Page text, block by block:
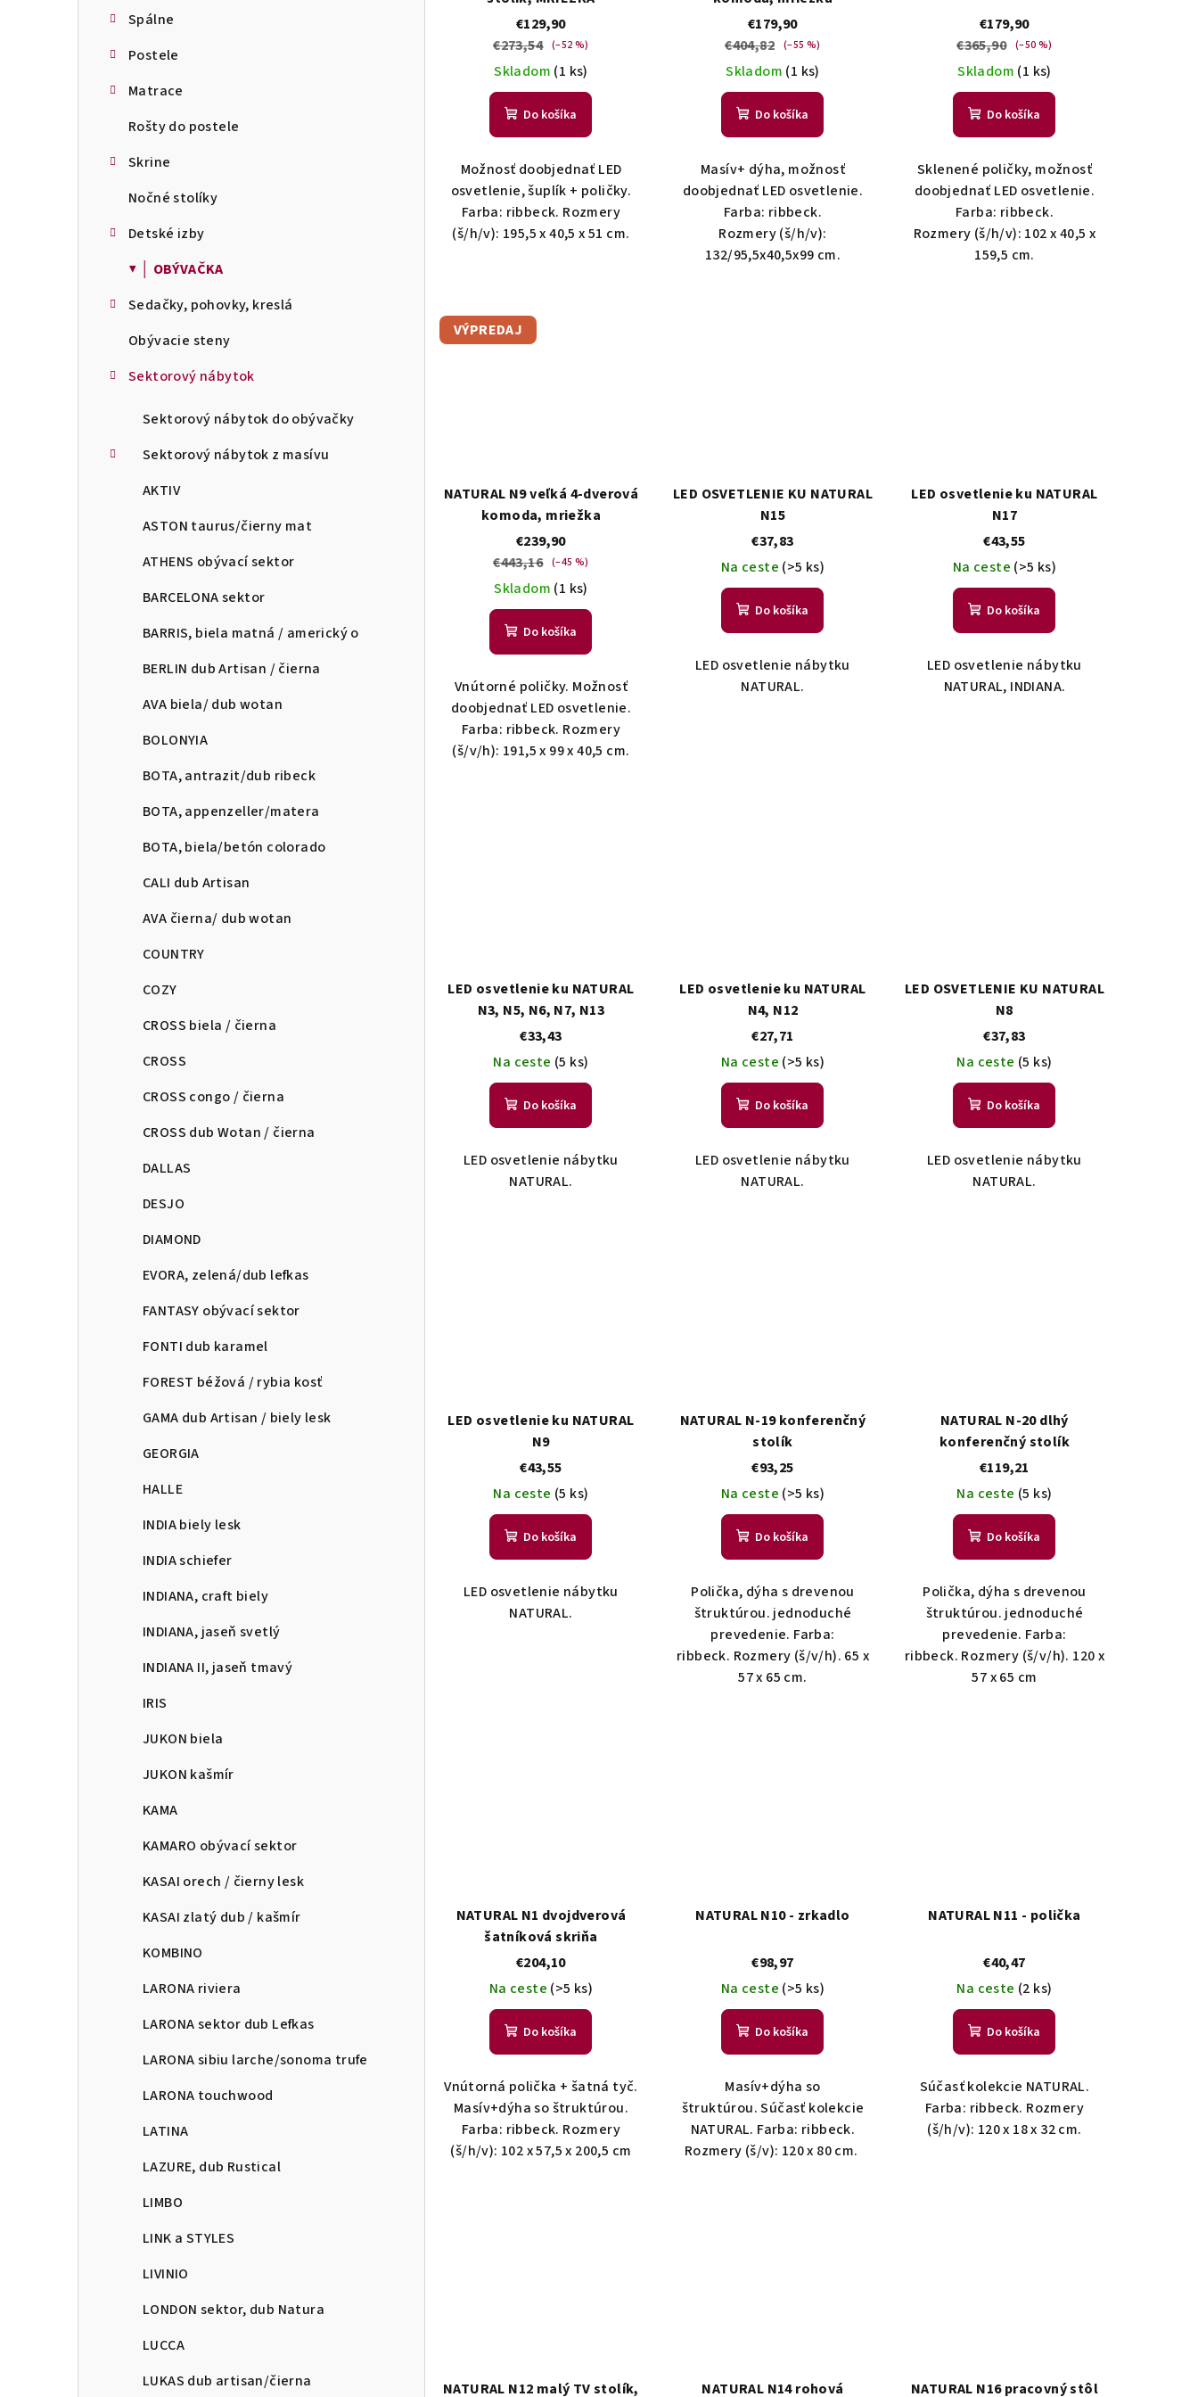
Spálne
Postele
Matrace
Rošty do postele
Skrine
Nočné stolíky
Detské izby
▼ │ OBÝVAČKA
Sedačky, pohovky, kreslá
Obývacie steny
Sektorový nábytok
Sektorový nábytok do obývačky
Sektorový nábytok z masívu
AKTIV
ASTON taurus/čierny mat
ATHENS obývací sektor
BARCELONA sektor
BARRIS, biela matná / americký o
BERLIN dub Artisan / čierna
AVA biela/ dub wotan
BOLONYIA
BOTA, antrazit/dub ribeck
BOTA, appenzeller/matera
BOTA, biela/betón colorado
CALI dub Artisan
AVA čierna/ dub wotan
COUNTRY
COZY
CROSS biela / čierna
CROSS
CROSS congo / čierna
CROSS dub Wotan / čierna
DALLAS
DESJO
DIAMOND
EVORA, zelená/dub lefkas
FANTASY obývací sektor
FONTI dub karamel
FOREST béžová / rybia kosť
GAMA dub Artisan / biely lesk
GEORGIA
HALLE
INDIA biely lesk
INDIA schiefer
INDIANA, craft biely
INDIANA, jaseň svetlý
INDIANA II, jaseň tmavý
IRIS
JUKON biela
JUKON kašmír
KAMA
KAMARO obývací sektor
KASAI orech / čierny lesk
KASAI zlatý dub / kašmír
KOMBINO
LARONA riviera
LARONA sektor dub Lefkas
LARONA sibiu larche/sonoma trufe
LARONA touchwood
LATINA
LAZURE, dub Rustical
LIMBO
LINK a STYLES
LIVINIO
LONDON sektor, dub Natura
LUCCA
LUKAS dub artisan/čierna
€129,90
€273,54 (–52 %)
Skladom (1 ks)
Do košíka
Možnosť doobjednať LED
osvetlenie, šuplík + poličky.
Farba: ribbeck. Rozmery
(š/h/v): 195,5 x 40,5 x 51 cm.
€179,90
€404,82 (–55 %)
Skladom (1 ks)
Do košíka
Masív+ dýha, možnosť
doobjednať LED osvetlenie.
Farba: ribbeck.
Rozmery (š/h/v):
132/95,5x40,5x99 cm.
€179,90
€365,90 (–50 %)
Skladom (1 ks)
Do košíka
Sklenené poličky, možnosť
doobjednať LED osvetlenie.
Farba: ribbeck.
Rozmery (š/h/v): 102 x 40,5 x
159,5 cm.
VÝPREDAJ
NATURAL N9 veľká 4-dverová
komoda, mriežka
€239,90
€443,16 (–45 %)
Skladom (1 ks)
Do košíka
Vnútorné poličky. Možnosť
doobjednať LED osvetlenie.
Farba: ribbeck. Rozmery
(š/v/h): 191,5 x 99 x 40,5 cm.
LED OSVETLENIE KU NATURAL
N15
€37,83
Na ceste (>5 ks)
Do košíka
LED osvetlenie nábytku
NATURAL.
LED osvetlenie ku NATURAL
N17
€43,55
Na ceste (>5 ks)
Do košíka
LED osvetlenie nábytku
NATURAL, INDIANA.
LED osvetlenie ku NATURAL
N3, N5, N6, N7, N13
€33,43
Na ceste (5 ks)
Do košíka
LED osvetlenie nábytku
NATURAL.
LED osvetlenie ku NATURAL
N4, N12
€27,71
Na ceste (>5 ks)
Do košíka
LED osvetlenie nábytku
NATURAL.
LED OSVETLENIE KU NATURAL
N8
€37,83
Na ceste (5 ks)
Do košíka
LED osvetlenie nábytku
NATURAL.
LED osvetlenie ku NATURAL
N9
€43,55
Na ceste (5 ks)
Do košíka
LED osvetlenie nábytku
NATURAL.
NATURAL N-19 konferenčný
stolík
€93,25
Na ceste (>5 ks)
Do košíka
Polička, dýha s drevenou
štruktúrou. jednoduché
prevedenie. Farba:
ribbeck. Rozmery (š/v/h). 65 x
57 x 65 cm.
NATURAL N-20 dlhý
konferenčný stolík
€119,21
Na ceste (5 ks)
Do košíka
Polička, dýha s drevenou
štruktúrou. jednoduché
prevedenie. Farba:
ribbeck. Rozmery (š/v/h). 120 x
57 x 65 cm
NATURAL N1 dvojdverová
šatníková skriňa
€204,10
Na ceste (>5 ks)
Do košíka
Vnútorná polička + šatná tyč.
Masív+dýha so štruktúrou.
Farba: ribbeck. Rozmery
(š/h/v): 102 x 57,5 x 200,5 cm
NATURAL N10 - zrkadlo
€98,97
Na ceste (>5 ks)
Do košíka
Masív+dýha so
štruktúrou. Súčasť kolekcie
NATURAL. Farba: ribbeck.
Rozmery (š/v): 120 x 80 cm.
NATURAL N11 - polička
€40,47
Na ceste (2 ks)
Do košíka
Súčasť kolekcie NATURAL.
Farba: ribbeck. Rozmery
(š/h/v): 120 x 18 x 32 cm.
NATURAL N12 malý TV stolík, NATURAL N14 rohová NATURAL N16 pracovný stôl